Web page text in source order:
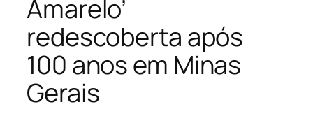
Amarelo’
redescoberta após
100 anos em Minas
Gerais